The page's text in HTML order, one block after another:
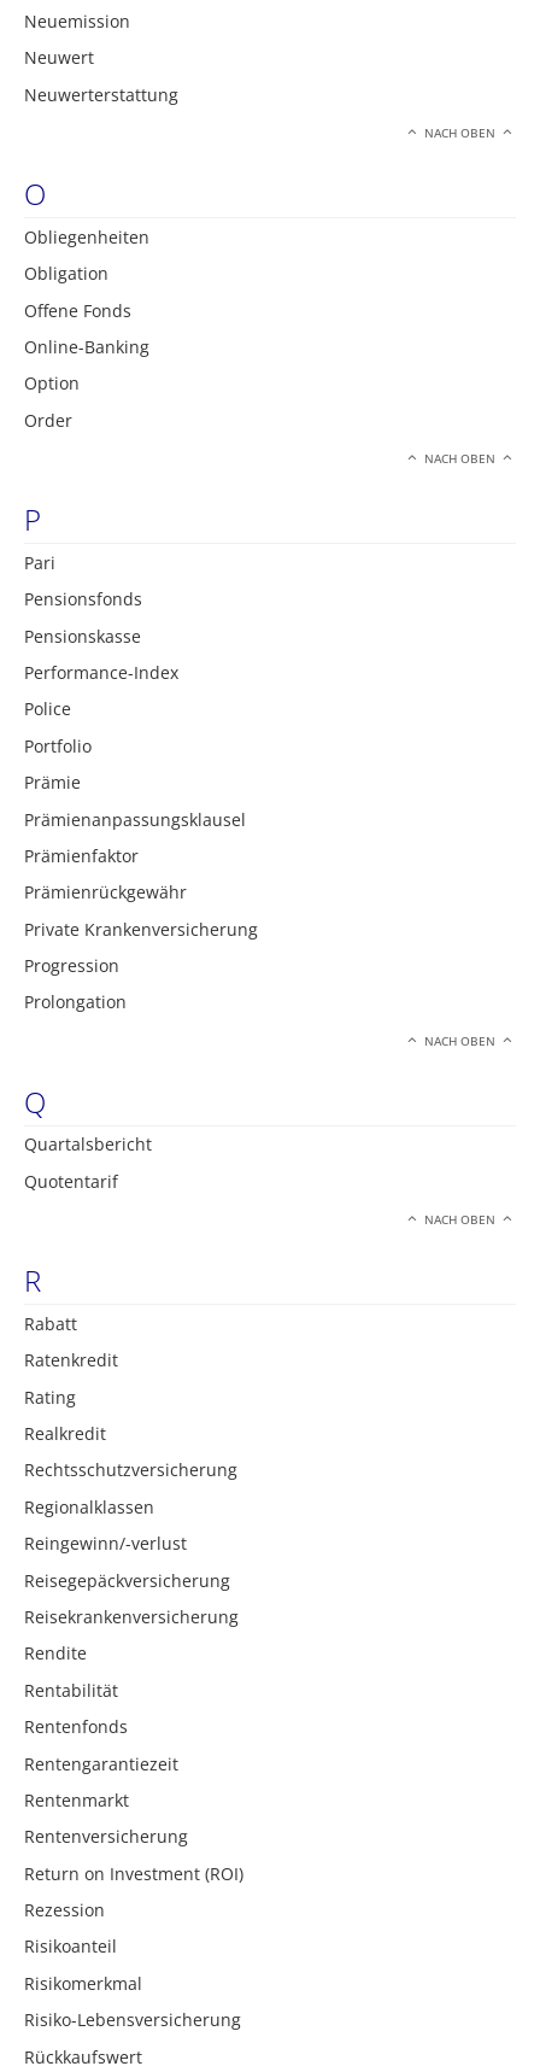
Neuemission
Neuwert
Neuwerterstattung
NACH OBEN
O
Obliegenheiten
Obligation
Offene Fonds
Online-Banking
Option
Order
NACH OBEN
P
Pari
Pensionsfonds
Pensionskasse
Performance-Index
Police
Portfolio
Prämie
Prämienanpassungsklausel
Prämienfaktor
Prämienrückgewähr
Private Krankenversicherung
Progression
Prolongation
NACH OBEN
Q
Quartalsbericht
Quotentarif
NACH OBEN
R
Rabatt
Ratenkredit
Rating
Realkredit
Rechtsschutzversicherung
Regionalklassen
Reingewinn/-verlust
Reisegepäckversicherung
Reisekrankenversicherung
Rendite
Rentabilität
Rentenfonds
Rentengarantiezeit
Rentenmarkt
Rentenversicherung
Return on Investment (ROI)
Rezession
Risikoanteil
Risikomerkmal
Risiko-Lebensversicherung
Rückkaufswert